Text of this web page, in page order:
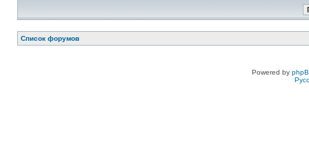
Список форумов
Powered by